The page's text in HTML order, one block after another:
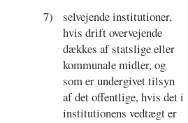
7)
selvejende institutioner,
hvis drift overvejende
dækkes af statslige eller
kommunale midler, og
som er undergivet tilsyn
af det offentlige, hvis det i
institutionens vedtægt er